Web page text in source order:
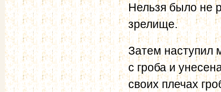
Нельзя было не
зрелище.
Затем наступил
с гроба и
своих плечах